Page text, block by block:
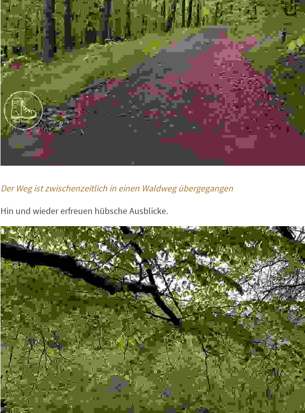
Der Weg ist zwischenzeitlich in einen Waldweg übergegangen
Hin und wieder erfreuen hübsche Ausblicke.